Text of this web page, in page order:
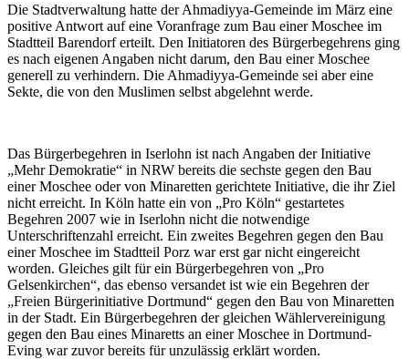
Die Stadtverwaltung hatte der Ahmadiyya-Gemeinde im März eine
positive Antwort auf eine Voranfrage zum Bau einer Moschee im
Stadtteil Barendorf erteilt. Den Initiatoren des Bürgerbegehrens ging
es nach eigenen Angaben nicht darum, den Bau einer Moschee
generell zu verhindern. Die Ahmadiyya-Gemeinde sei aber eine
Sekte, die von den Muslimen selbst abgelehnt werde.
Das Bürgerbegehren in Iserlohn ist nach Angaben der Initiative
„Mehr Demokratie“ in NRW bereits die sechste gegen den Bau
einer Moschee oder von Minaretten gerichtete Initiative, die ihr Ziel
nicht erreicht. In Köln hatte ein von „Pro Köln“ gestartetes
Begehren 2007 wie in Iserlohn nicht die notwendige
Unterschriftenzahl erreicht. Ein zweites Begehren gegen den Bau
einer Moschee im Stadtteil Porz war erst gar nicht eingereicht
worden. Gleiches gilt für ein Bürgerbegehren von „Pro
Gelsenkirchen“, das ebenso versandet ist wie ein Begehren der
„Freien Bürgerinitiative Dortmund“ gegen den Bau von Minaretten
in der Stadt. Ein Bürgerbegehren der gleichen Wählervereinigung
gegen den Bau eines Minaretts an einer Moschee in Dortmund-
Eving war zuvor bereits für unzulässig erklärt worden.